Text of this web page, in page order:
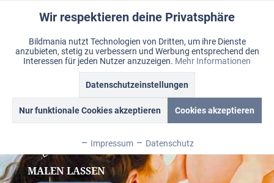
Warenkorb
Merkzettel Mein Konto
Menü
Momente
MALEN LASSEN
Funktionale Aktiv
Marketing Inaktiv
Inaktiv
Service
Wir respektieren deine Privatsphäre
Bildmania nutzt Technologien von Dritten, um ihre Dienste
anzubieten, stetig zu verbessern und Werbung entsprechend den
Interessen für jeden Nutzer anzuzeigen. Mehr Informationen
Datenschutzeinstellungen
Nur funktionale Cookies akzeptieren Cookies akzeptieren
Impressum Datenschutz